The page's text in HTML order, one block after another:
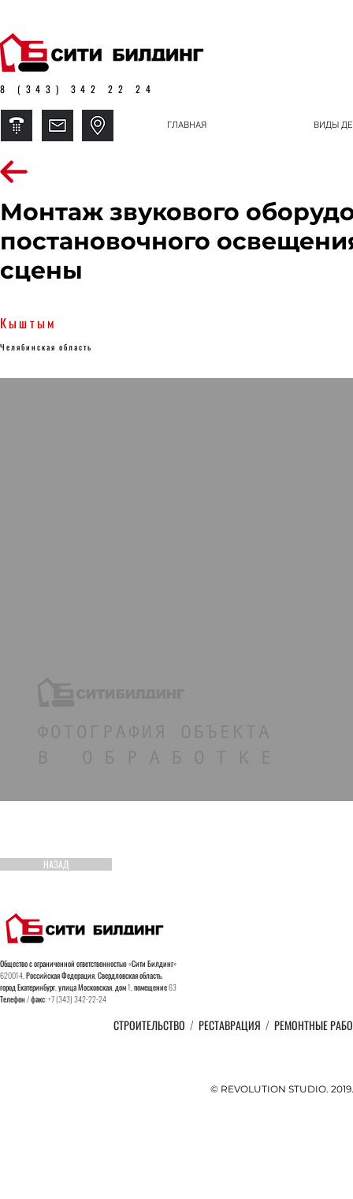
8 (343) 342 22 24
ГЛАВНАЯ ВИДЫ
Монтаж звукового
постановочного
сцены
Кыштым
Челябинская область
НАЗАД
Общество с ограниченной ответственностью «Сити Билдинг»
620014, Российская Федерация, Свердловская область,
городЕкатеринбург, улица Московская, дом 1, помещение 63
Телефон / факс: +7 (343) 342-22-24
СТРОИТЕЛЬСТВО / РЕСТАВРАЦИЯ /РЕМОНТНЫЕ
© REVOLUTION STUDIO.